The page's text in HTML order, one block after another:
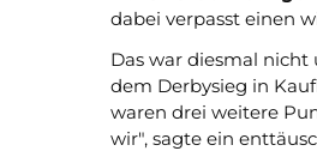
dabei verpasst einen
Das war diesmal
dem Derbysieg in
waren drei weitere
wir", sagte ein